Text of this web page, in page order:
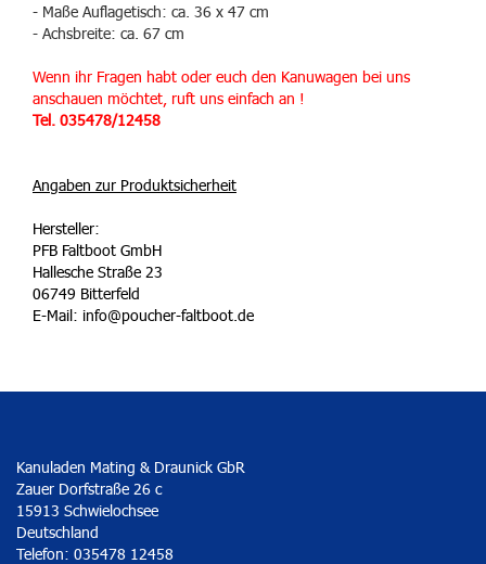
- Maße Auflagetisch: ca. 36 x 47 cm
- Achsbreite: ca. 67 cm
Wenn ihr Fragen habt oder euch den Kanuwagen bei uns
anschauen möchtet, ruft uns einfach an !
Tel. 035478/12458
Angaben zur Produktsicherheit
Hersteller:
PFB Faltboot GmbH
Hallesche Straße 23
06749 Bitterfeld
E-Mail: info@poucher-faltboot.de
Kanuladen Mating & Draunick GbR
Zauer Dorfstraße 26 c
15913 Schwielochsee
Deutschland
Telefon: 035478 12458